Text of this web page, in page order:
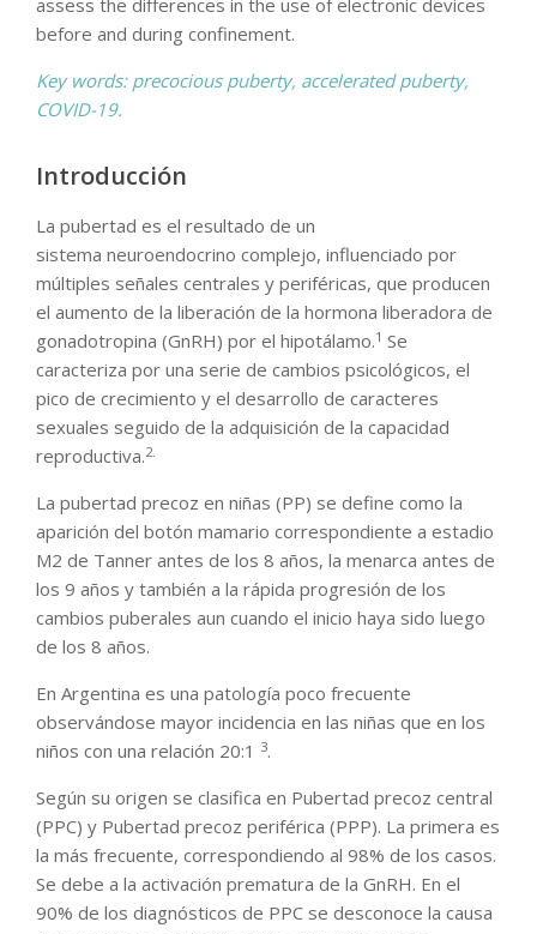
assess the differences in the use of electronic devices
before and during confinement.
Key words: precocious puberty, accelerated puberty,
COVID-19.
Introducción
La pubertad es el resultado de un
sistema neuroendocrino complejo, influenciado por
múltiples señales centrales y periféricas, que producen
el aumento de la liberación de la hormona liberadora de
gonadotropina (GnRH) por el hipotálamo.1 Se
caracteriza por una serie de cambios psicológicos, el
pico de crecimiento y el desarrollo de caracteres
sexuales seguido de la adquisición de la capacidad
reproductiva.2.
La pubertad precoz en niñas (PP) se define como la
aparición del botón mamario correspondiente a estadio
M2 de Tanner antes de los 8 años, la menarca antes de
los 9 años y también a la rápida progresión de los
cambios puberales aun cuando el inicio haya sido luego
de los 8 años.
En Argentina es una patología poco frecuente
observándose mayor incidencia en las niñas que en los
niños con una relación 20:1 3.
Según su origen se clasifica en Pubertad precoz central
(PPC) y Pubertad precoz periférica (PPP). La primera es
la más frecuente, correspondiendo al 98% de los casos.
Se debe a la activación prematura de la GnRH. En el
90% de los diagnósticos de PPC se desconoce la causa